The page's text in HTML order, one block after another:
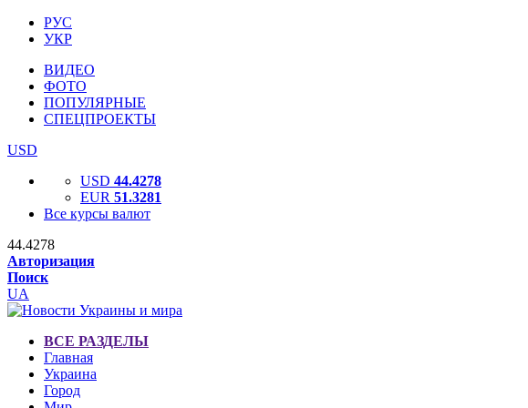
РУС
УКР
ВИДЕО
ФОТО
ПОПУЛЯРНЫЕ
СПЕЦПРОЕКТЫ
USD
USD 44.4278
EUR 51.3281
Все курсы валют
44.4278
Авторизация
Поиск
UA
ВСЕ РАЗДЕЛЫ
Главная
Украина
Город